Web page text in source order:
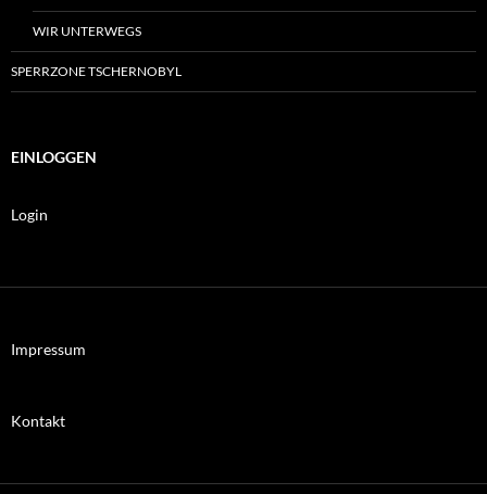
WIR UNTERWEGS
SPERRZONE TSCHERNOBYL
EINLOGGEN
Login
Impressum
Kontakt